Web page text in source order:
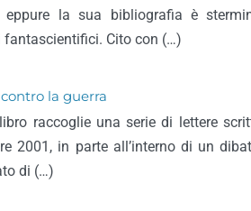
eppure la sua bibliografia è
fantascientifici. Cito con (…)
la guerra
raccoglie una serie di lettere
2001, in parte all’interno di un
di (…)